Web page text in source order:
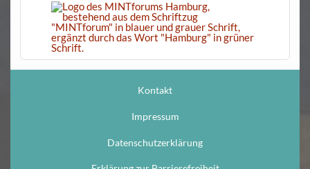
Kontakt
Impressum
Datenschutzerklärung